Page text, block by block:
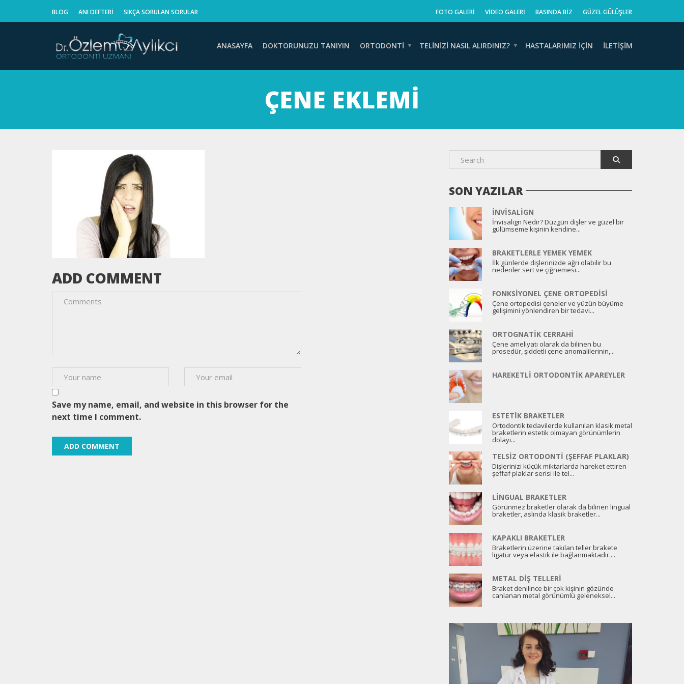
BLOG ANI DEFTERI SIKÇA SORULAN SORULAR FOTO GALERI VIDEO GALERI BASINDA BIZ GÜZEL GÜLÜŞLER
ANASAYFA DOKTORUNUZU TANIYIN ORTODONTI TELINIZI NASIL ALIRDINIZ? HASTALARIMIZ İÇIN İLETIŞIM
ÇENE EKLEMI
ADD COMMENT
Save my name, email, and website in this browser for the
next time I comment.
SON YAZILAR
İNVISALIGN
İnvisalign Nedir? Düzgün dişler ve güzel bir
gülümseme kişinin kendine...
BRAKETLERLE YEMEK YEMEK
İlk günlerde dişlerinizde ağrı olabilir bu
nedenler sert ve çiğnemesi...
FONKSIYONEL ÇENE ORTOPEDISI
Çene ortopedisi çeneler ve yüzün büyüme
gelişimini yönlendiren bir tedavi...
ORTOGNATIK CERRAHI
Çene ameliyatı olarak da bilinen bu
prosedür, şiddetli çene anomalilerinin,...
HAREKETLI ORTODONTIK APAREYLER
ESTETIK BRAKETLER
Ortodontik tedavilerde kullanılan klasik metal
braketlerin estetik olmayan görünümlerin
dolayı...
TELSIZ ORTODONTI (ŞEFFAF PLAKLAR)
Dişlerinizi küçük miktarlarda hareket ettiren
şeffaf plaklar serisi ile tel...
LINGUAL BRAKETLER
Görünmez braketler olarak da bilinen lingual
braketler, aslında klasik braketler...
KAPAKLI BRAKETLER
Braketlerin üzerine takılan teller brakete
ligatür veya elastik ile bağlanmaktadır....
METAL DIŞ TELLERI
Braket denilince bir çok kişinin gözünde
canlanan metal görünümlü geleneksel...